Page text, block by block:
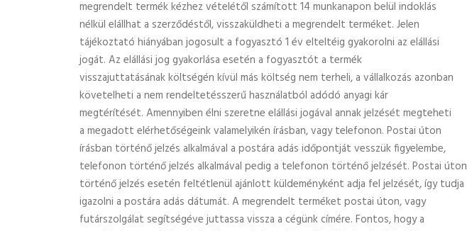
megrendelt termék kézhez vételétől számított 14 munkanapon belül indoklás
nélkül elállhat a szerződéstől, visszaküldheti a megrendelt terméket. Jelen
tájékoztató hiányában jogosult a fogyasztó 1 év elteltéig gyakorolni az elállási
jogát. Az elállási jog gyakorlása esetén a fogyasztót a termék
visszajuttatásának költségén kívül más költség nem terheli, a vállalkozás azonban
követelheti a nem rendeltetésszerű használatból adódó anyagi kár
megtérítését. Amennyiben élni szeretne elállási jogával annak jelzését megteheti
a megadott elérhetőségeink valamelyikén írásban, vagy telefonon. Postai úton
írásban történő jelzés alkalmával a postára adás időpontját vesszük figyelembe,
telefonon történő jelzés alkalmával pedig a telefonon történő jelzését. Postai úton
történő jelzés esetén feltétlenül ajánlott küldeményként adja fel jelzését, így tudja
igazolni a postára adás dátumát. A megrendelt terméket postai úton, vagy
futárszolgálat segítségéve juttassa vissza a cégünk címére. Fontos, hogy a